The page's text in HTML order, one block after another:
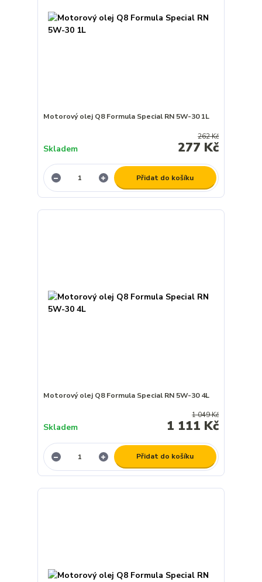
Motorový olej Q8 Formula Special RN 5W-30 1L
262 Kč
277 Kč
Skladem
Přidat do košíku
Motorový olej Q8 Formula Special RN 5W-30 4L
1 049 Kč
1 111 Kč
Skladem
Přidat do košíku